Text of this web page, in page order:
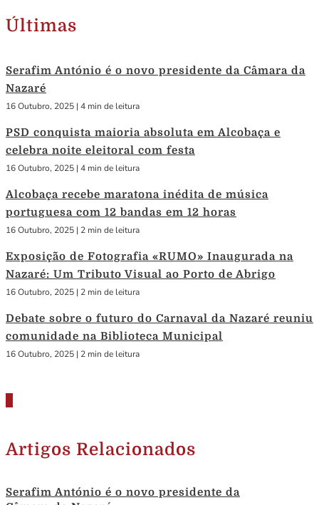
Últimas
Serafim António é o novo presidente da Câmara da
Nazaré
16 Outubro, 2025 | 4 min de leitura
PSD conquista maioria absoluta em Alcobaça e
celebra noite eleitoral com festa
16 Outubro, 2025 | 4 min de leitura
Alcobaça recebe maratona inédita de música
portuguesa com 12 bandas em 12 horas
16 Outubro, 2025 | 2 min de leitura
Exposição de Fotografia «RUMO» Inaugurada na
Nazaré: Um Tributo Visual ao Porto de Abrigo
16 Outubro, 2025 | 2 min de leitura
Debate sobre o futuro do Carnaval da Nazaré reuniu
comunidade na Biblioteca Municipal
16 Outubro, 2025 | 2 min de leitura
Artigos Relacionados
Serafim António é o novo presidente da